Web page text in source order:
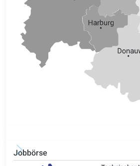
Jobbörse